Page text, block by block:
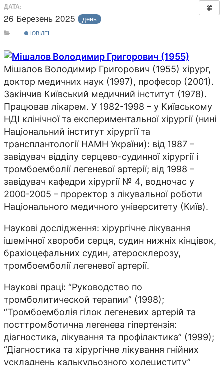
ДАТА:
26 Березень 2025 день
ЮВІЛЕЇ
Мішалов Володимир Григорович (1955) хірург,
доктор медичних наук (1997), професор (2001).
Закінчив Київський медичний інститут (1978).
Працював лікарем. У 1982-1998 – у Київському
НДІ клінічної та експериментальної хірургії (нині
Національний інститут хірургії та
трансплантології НАМН України): від 1987 –
завідувач відділу серцево-судинної хірургії і
тромбоемболії легеневої артерії; від 1998 –
завідувач кафедри хірургії № 4, водночас у
2000-2005 – проректор з лікувальної роботи
Національного медичного університету (Київ).
Наукові дослідження: хірургічне лікування
ішемічної хвороби серця, судин нижніх кінцівок,
брахіоцефальних судин, атеросклерозу,
тромбоемболії легеневої артерії.
Наукові праці: “Руководство по
тромболитической терапии” (1998);
“Тромбоемболія гілок легеневих артерій та
посттромботична легенева гіпертензія:
діагностика, лікування та профілактика” (1999);
“Діагностика та хірургічне лікування гнійних
ускладнень калькульозного холециститу”